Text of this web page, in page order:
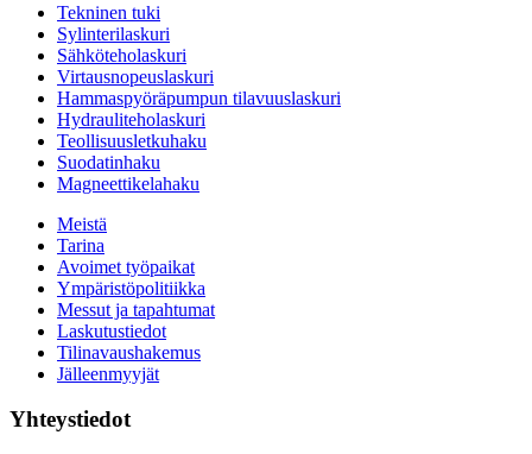
Tekninen tuki
Sylinterilaskuri
Sähköteholaskuri
Virtausnopeuslaskuri
Hammaspyöräpumpun tilavuuslaskuri
Hydrauliteholaskuri
Teollisuusletkuhaku
Suodatinhaku
Magneettikelahaku
Meistä
Tarina
Avoimet työpaikat
Ympäristöpolitiikka
Messut ja tapahtumat
Laskutustiedot
Tilinavaushakemus
Jälleenmyyjät
Yhteystiedot